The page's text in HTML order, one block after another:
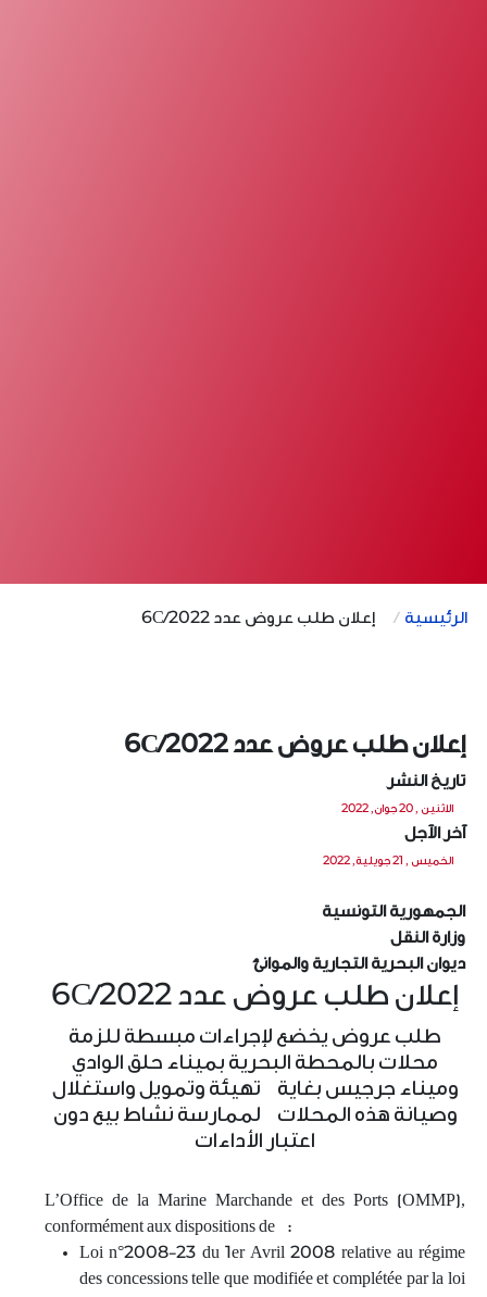
الرئيسية إعلان طلب عروض عدد 6C/2022
إعلان طلب عروض عدد 6C/2022
تاريخ النشر
الاثنين , 20 جوان, 2022
آخر الآجل
الخميس , 21 جويلية, 2022
الجمهورية التونسية
وزارة النقل
ديوان البحرية التجارية والموانئ
إعلان طلب عروض عدد 6C/2022
طلب عروض يخضع لإجراءات مبسطة للزمة
محلات بالمحطة البحرية بميناء حلق الوادي
وميناء جرجيس بغاية تهيئة وتمويل واستغلال
وصيانة هذه المحلات لممارسة نشاط بيع دون
اعتبار الأداءات
L’Office de la Marine Marchande et des Ports (OMMP),
conformément aux dispositions de :
Loi n°2008-23 du 1er Avril 2008 relative au régime
des concessions telle que modifiée et complétée par la loi